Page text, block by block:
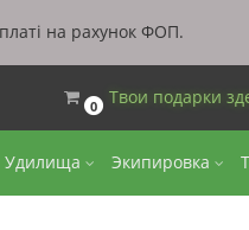
на рахунок ФОП.
0 Твои подарки
Удилища Экипировка